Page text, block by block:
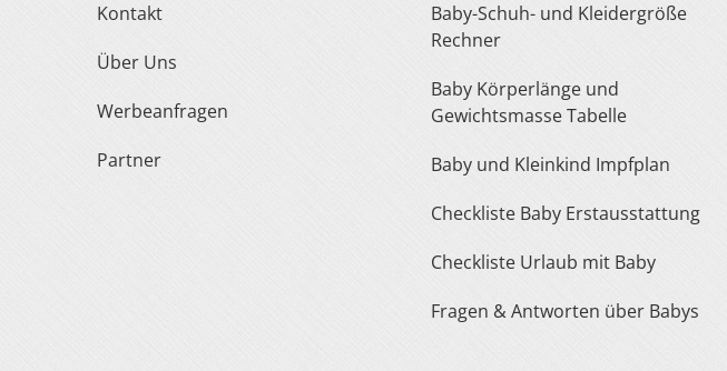
Kontakt
Über Uns
Werbeanfragen
Partner
Baby-Schuh- und Kleidergröße
Rechner
Baby Körperlänge und
Gewichtsmasse Tabelle
Baby und Kleinkind Impfplan
Checkliste Baby Erstausstattung
Checkliste Urlaub mit Baby
Fragen & Antworten über Babys